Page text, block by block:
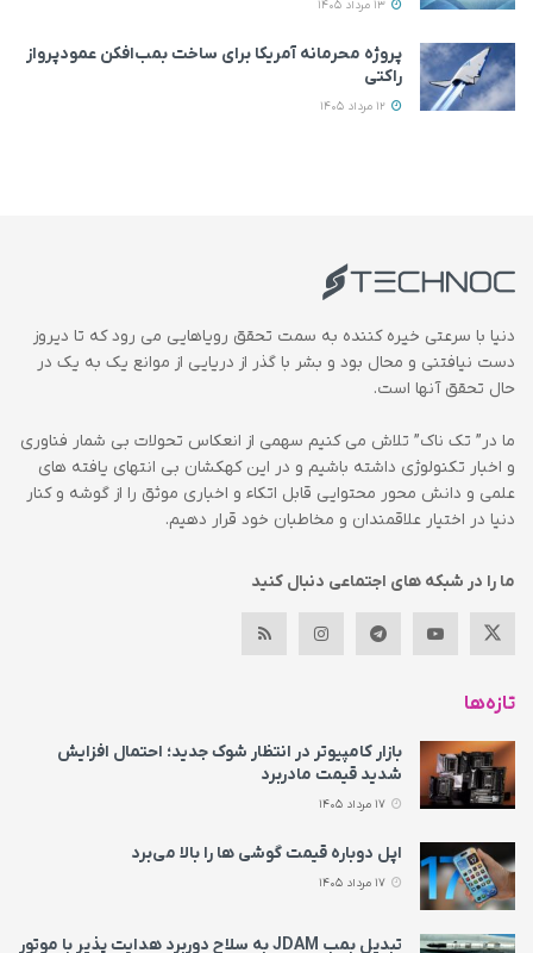
پروژه محرمانه آمریکا برای ساخت بمب‌افکن عمودپرواز
راکتی
دنیا با سرعتی خیره کننده به سمت تحقق رویاهایی می رود که تا دیروز
دست نیافتنی و محال بود و بشر با گذر از دریایی از موانع یک به یک در
حال تحقق آنها است.
ما در” تک ناک” تلاش می کنیم سهمی از انعکاس تحولات بی شمار فناوری
و اخبار تکنولوژی داشته باشیم و در این کهکشان بی انتهای یافته های
علمی و دانش محور محتوایی قابل اتکاء و اخباری موثق را از گوشه و کنار
دنیا در اختیار علاقمندان و مخاطبان خود قرار دهیم.
ما را در شبکه های اجتماعی دنبال کنید
تازه‌ها
بازار کامپیوتر در انتظار شوک جدید؛ احتمال افزایش
شدید قیمت مادربرد
اپل دوباره قیمت‌ گوشی ها را بالا می‌برد
تبدیل بمب JDAM به سلاح دوربرد هدایت پذیر با موتور